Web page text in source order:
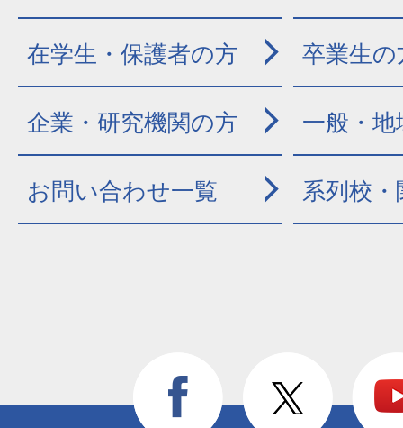
在学生・保護者の方 卒業生の
企業・研究機関の方 一般・地
お問い合わせ一覧 系列校